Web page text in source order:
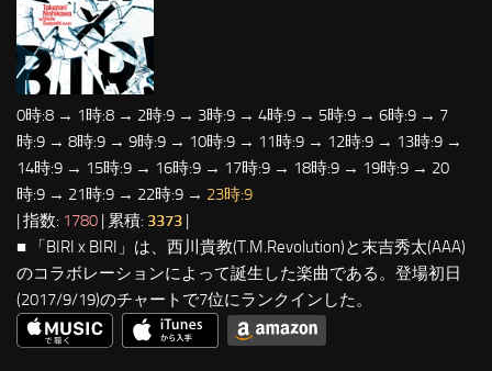
0時:8 → 1時:8 → 2時:9 → 3時:9 → 4時:9 → 5時:9 → 6時:9 → 7
時:9 → 8時:9 → 9時:9 → 10時:9 → 11時:9 → 12時:9 → 13時:9 →
14時:9 → 15時:9 → 16時:9 → 17時:9 → 18時:9 → 19時:9 → 20
時:9 → 21時:9 → 22時:9 → 23時:9
| 指数: 1780 | 累積: 3373 |
■ 「BIRI x BIRI」は、西川貴教(T.M.Revolution)と末吉秀太(AAA)
のコラボレーションによって誕生した楽曲である。登場初日
(2017/9/19)のチャートで7位にランクインした。